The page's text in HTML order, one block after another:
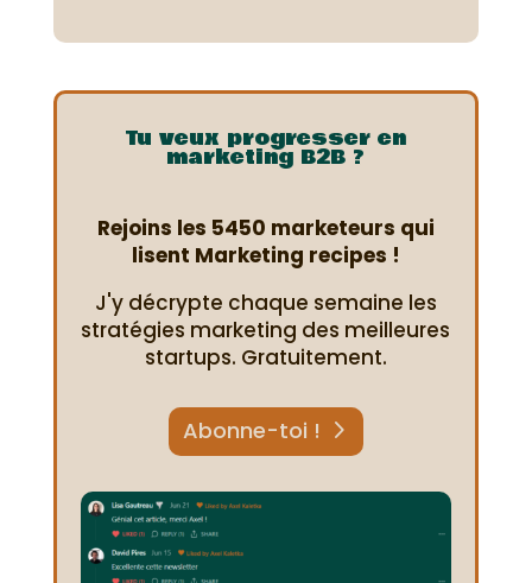
Tu veux progresser en
marketing B2B ?
Rejoins les 5450 marketeurs qui
lisent Marketing recipes !
J'y décrypte chaque semaine les
stratégies marketing des meilleures
startups. Gratuitement.
Abonne-toi !